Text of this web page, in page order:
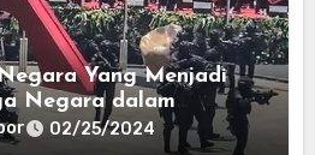
Yang Menjadi
Negara dalam
dan Keamanan
02/25/2024